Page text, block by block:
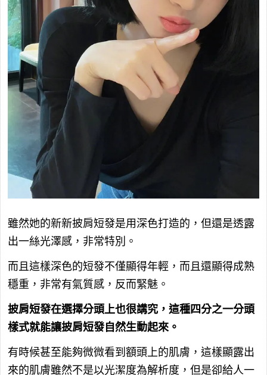
雖然她的新新披肩短發是用深色打造的，但還是透露
出一絲光澤感，非常特別。
而且這樣深色的短發不僅顯得年輕，而且還顯得成熟
穩重，非常有氣質感，反而緊魅。
披肩短發在選擇分頭上也很講究，這種四分之一分頭
樣式就能讓披肩短發自然生動起來。
有時候甚至能夠微微看到額頭上的肌膚，這樣顯露出
來的肌膚雖然不是以光潔度為解析度，但是卻給人一